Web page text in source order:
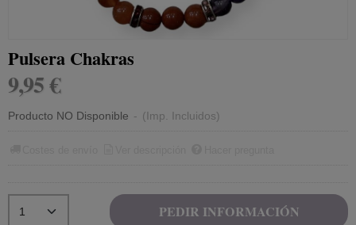
Pulsera Chakras
9,95 €
Producto NO Disponible - (Imp. Incluidos)
PEDIR INFORMACIÓN